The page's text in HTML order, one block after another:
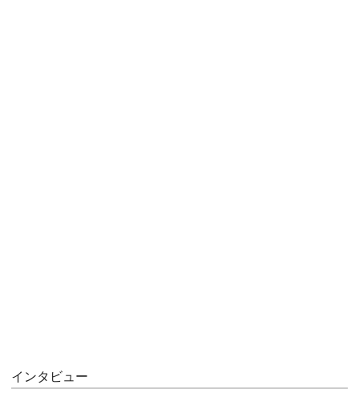
インタビュー